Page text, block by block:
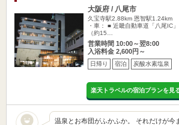
大阪府 / 八尾市
久宝寺駅2.88km 恩智駅1.24km
・車： ■ 近畿自動車道「八尾IC
（約15…
営業時間 10:00～翌8:00
入浴料金 2,600円～
日帰り 宿泊 炭酸水素塩泉
楽天トラベルの宿泊プランを見
温泉とお布団がふかふか。 それだけが今